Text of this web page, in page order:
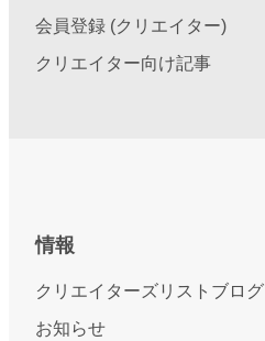
会員登録 (クリエイター)
クリエイター向け記事
情報
クリエイターズリストブログ
お知らせ